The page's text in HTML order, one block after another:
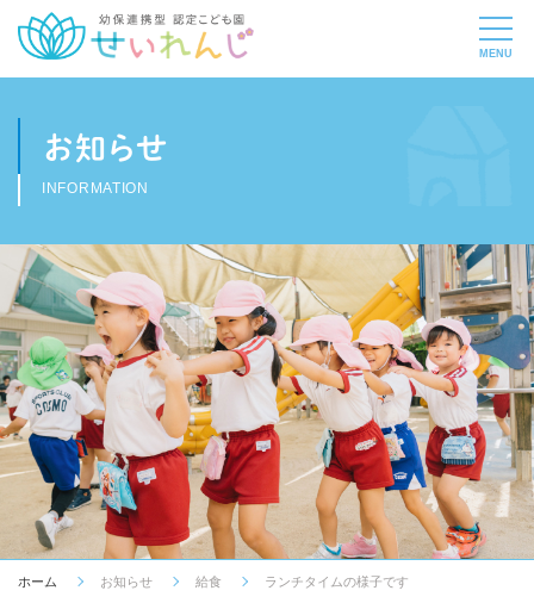
お知らせ
INFORMATION
ホーム お知らせ 給食 ランチタイムの様子です